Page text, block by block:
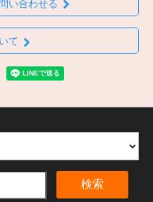
い合わせる
て
検索